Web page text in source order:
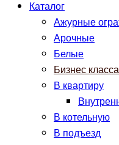
Каталог
Ажурные
Арочные
Белые
Бизнес класса
В квартиру
В котельную
В подъезд